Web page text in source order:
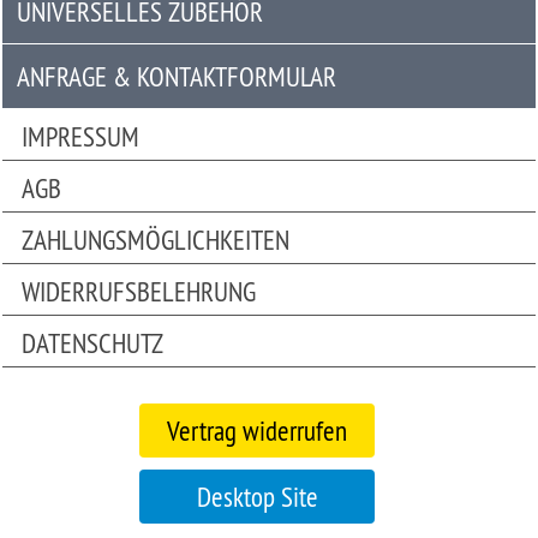
Universelles
Zubehör
Anfrage
&
Kontaktformular
Garage
|
Carport
UNIVERSELLES ZUBEHÖR
ANFRAGE & KONTAKTFORMULAR
IMPRESSUM
AGB
ZAHLUNGSMÖGLICHKEITEN
WIDERRUFSBELEHRUNG
DATENSCHUTZ
Vertrag widerrufen
Desktop Site